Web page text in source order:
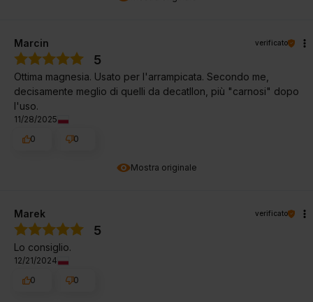
Mostra originale
Marcin verificato
5
Ottima magnesia. Usato per l'arrampicata. Secondo me,
decisamente meglio di quelli da decatllon, più "carnosi" dopo
l'uso.
11/28/2025
0
0
Marek verificato
5
Lo consiglio.
12/21/2024
0
0